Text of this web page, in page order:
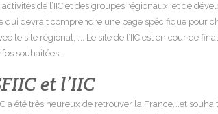
de l’IIC et des groupes régionaux, et de
qui devrait comprendre une page spécifique pour
le site régional, …. Le site de l’IIC est en cour de
souhaitées…
et l’IIC
a été très heureux de retrouver la France….et